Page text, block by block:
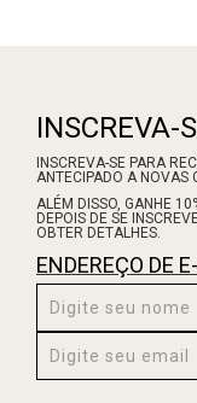
INSCREVA-
INSCREVA-SE PARA
ANTECIPADO A NOVAS
ALÉM DISSO, GANHE
DEPOIS DE SE
OBTER DETALHES.
ENDEREÇO DE